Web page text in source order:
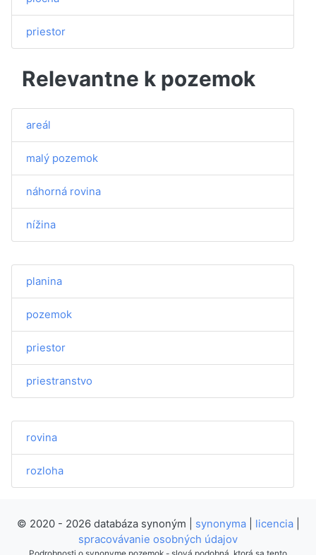
priestor
Relevantne k pozemok
areál
malý pozemok
náhorná rovina
nížina
planina
pozemok
priestor
priestranstvo
rovina
rozloha
© 2020 - 2026 databáza synoným | synonyma| licencia|
spracovávanie osobných údajov